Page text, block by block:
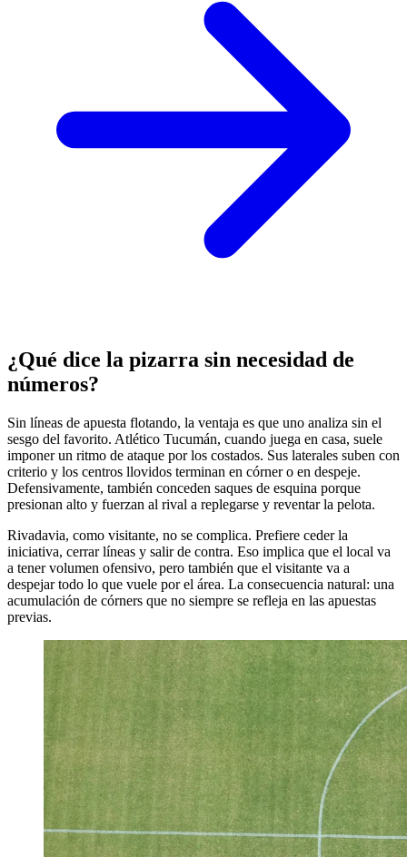
¿Qué dice la pizarra sin necesidad de
números?
Sin líneas de apuesta flotando, la ventaja es que uno analiza sin el
sesgo del favorito. Atlético Tucumán, cuando juega en casa, suele
imponer un ritmo de ataque por los costados. Sus laterales suben con
criterio y los centros llovidos terminan en córner o en despeje.
Defensivamente, también conceden saques de esquina porque
presionan alto y fuerzan al rival a replegarse y reventar la pelota.
Rivadavia, como visitante, no se complica. Prefiere ceder la
iniciativa, cerrar líneas y salir de contra. Eso implica que el local va
a tener volumen ofensivo, pero también que el visitante va a
despejar todo lo que vuele por el área. La consecuencia natural: una
acumulación de córners que no siempre se refleja en las apuestas
previas.